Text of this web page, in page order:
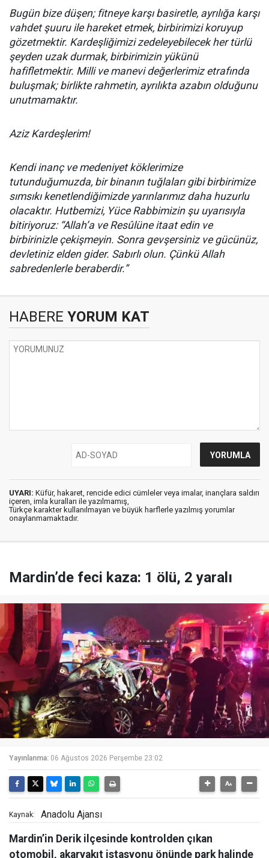
Bugün bize düşen; fitneye karşı basiretle, ayrılığa karşı
vahdet şuuru ile hareket etmek, birbirimizi koruyup
gözetmektir. Kardeşliğimizi zedeleyebilecek her türlü
şeyden uzak durmak, birbirimizin yükünü
hafifletmektir. Milli ve manevi değerlerimiz etrafında
buluşmak; birlikte rahmetin, ayrılıkta azabın olduğunu
unutmamaktır.
Aziz Kardeşlerim!
Kendi inanç ve medeniyet köklerimize
tutunduğumuzda, bir binanın tuğlaları gibi birbirimize
sımsıkı kenetlendiğimizde yarınlarımız daha huzurlu
olacaktır. Hutbemizi, Yüce Rabbimizin şu uyarısıyla
bitiriyoruz: “Allah’a ve Resûlüne itaat edin ve
birbirinizle çekişmeyin. Sonra gevşersiniz ve gücünüz,
devletiniz elden gider. Sabırlı olun. Çünkü Allah
sabredenlerle beraberdir.”
HABERE YORUM KAT
UYARI: Küfür, hakaret, rencide edici cümleler veya imalar, inançlara saldırı
içeren, imla kuralları ile yazılmamış,
Türkçe karakter kullanılmayan ve büyük harflerle yazılmış yorumlar
onaylanmamaktadır.
Mardin’de feci kaza: 1 ölü, 2 yaralı
Yayınlanma: 06 Ağustos 2026 Perşembe 23:02
Kaynak: Anadolu Ajansı
Mardin’in Derik ilçesinde kontrolden çıkan
otomobil, akaryakıt istasyonu önünde park halinde